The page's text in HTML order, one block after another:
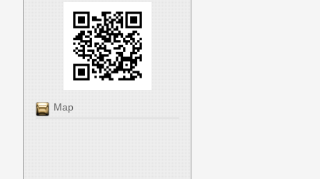
Map